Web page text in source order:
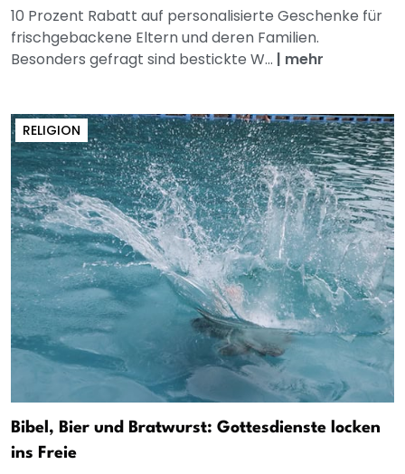
10 Prozent Rabatt auf personalisierte Geschenke für
frischgebackene Eltern und deren Familien.
Besonders gefragt sind bestickte W... | mehr
RELIGION
Bibel, Bier und Bratwurst: Gottesdienste locken
ins Freie